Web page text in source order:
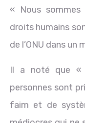
« Nous
droits humains
de l’ONU dans un
Il a noté que «
personnes sont
faim et de